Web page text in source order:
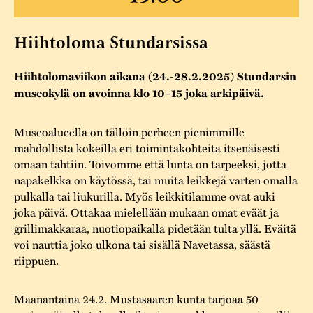
Saavutettavuus
Kestävä kehitys
Turvallisuus
Yhteystiedot
Varaa tilat
Rakennukset
Rakennusperintö
Museokokoelmat
Käsityö
Projektit
Markkinat
Vuosikertomukset
Hiihtoloma Stundarsissa
Hiihtolomaviikon aikana (24.-28.2.2025) Stundarsin
museokylä on avoinna klo 10–15 joka arkipäivä.
Museoalueella on tällöin perheen pienimmille
mahdollista kokeilla eri toimintakohteita itsenäisesti
omaan tahtiin. Toivomme että lunta on tarpeeksi, jotta
napakelkka on käytössä, tai muita leikkejä varten omalla
pulkalla tai liukurilla. Myös leikkitilamme ovat auki
joka päivä. Ottakaa mielellään mukaan omat eväät ja
grillimakkaraa, nuotiopaikalla pidetään tulta yllä. Eväitä
voi nauttia joko ulkona tai sisällä Navetassa, säästä
riippuen.
Maanantaina 24.2. Mustasaaren kunta tarjoaa 50